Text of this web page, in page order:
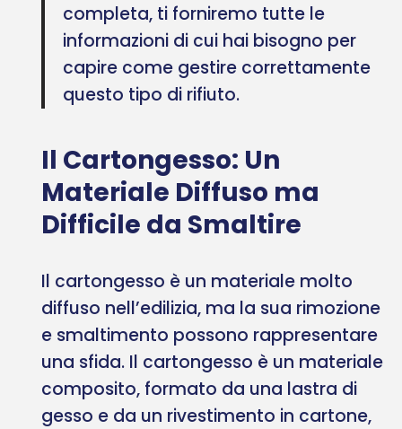
completa, ti forniremo tutte le
informazioni di cui hai bisogno per
capire come gestire correttamente
questo tipo di rifiuto.
Il Cartongesso: Un
Materiale Diffuso ma
Difficile da Smaltire
Il cartongesso è un materiale molto
diffuso nell’edilizia, ma la sua rimozione
e smaltimento possono rappresentare
una sfida. Il cartongesso è un materiale
composito, formato da una lastra di
gesso e da un rivestimento in cartone,